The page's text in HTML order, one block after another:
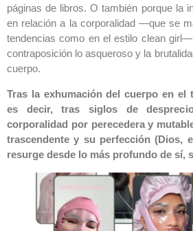
páginas de libros. O también porque la
en relación a la corporalidad —que se
tendencias como en el estilo clean
contraposición lo asqueroso y la
cuerpo.
Tras la exhumación del cuerpo en el
es decir, tras siglos de
corporalidad por perecedera y
trascendente y su perfección (Dios,
resurge desde lo más profundo de sí,